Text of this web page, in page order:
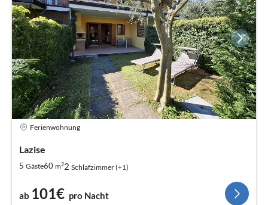
Ferienwohnung
Lazise
5 Gäste60 m22 Schlafzimmer (+1)
ab 101€ pro Nacht